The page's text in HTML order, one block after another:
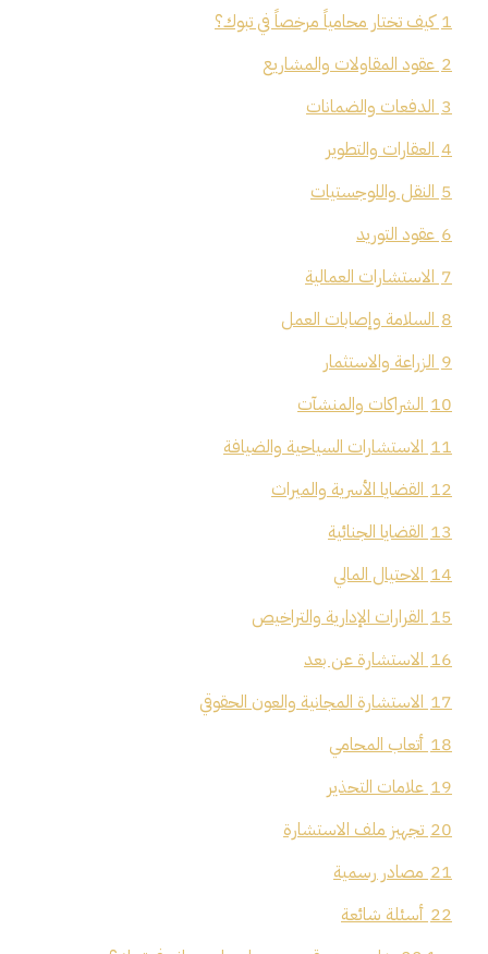
1 كيف تختار محامياً مرخصاً في تبوك؟
2 عقود المقاولات والمشاريع
3 الدفعات والضمانات
4 العقارات والتطوير
5 النقل واللوجستيات
6 عقود التوريد
7 الاستشارات العمالية
8 السلامة وإصابات العمل
9 الزراعة والاستثمار
10 الشراكات والمنشآت
11 الاستشارات السياحية والضيافة
12 القضايا الأسرية والميراث
13 القضايا الجنائية
14 الاحتيال المالي
15 القرارات الإدارية والتراخيص
16 الاستشارة عن بعد
17 الاستشارة المجانية والعون الحقوقي
18 أتعاب المحامي
19 علامات التحذير
20 تجهيز ملف الاستشارة
21 مصادر رسمية
22 أسئلة شائعة